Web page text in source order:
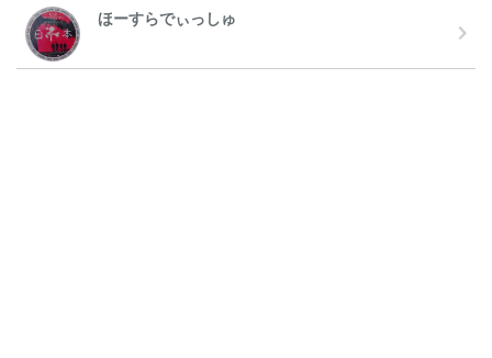
ほーすらでぃっしゅ